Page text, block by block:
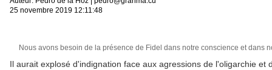
25 novembre 2019 12:11:48
Nous avons besoin de la présence de Fidel dans notre conscience et dans
Il aurait explosé d'indignation face aux agressions de l'oligarchie et